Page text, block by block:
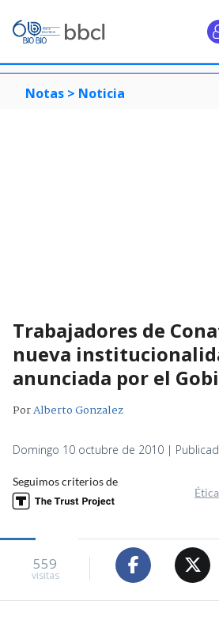
Notas > Noticia
Trabajadores de
nueva
anunciada por el
PorAlberto Gonzalez
Domingo 10 octubre de 2010 |
Seguimos criterios de
559
visitas